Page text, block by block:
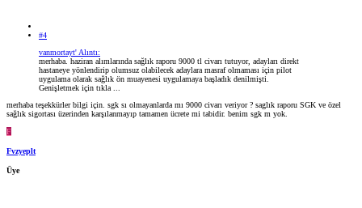
#4
vanmortayt' Alıntı:
merhaba. haziran alımlarında sağlık raporu 9000 tl civarı tutuyor, adayları direkt
hastaneye yönlendirip olumsuz olabilecek adaylara masraf olmaması için pilot
uygulama olarak sağlık ön muayenesi uygulamaya başladık denilmişti.
Genişletmek için tıkla ...
merhaba teşekkürler bilgi için. sgk sı olmayanlarda mı 9000 civarı veriyor ? saglık raporu SGK ve özel
sağlık sigortası üzerinden karşılanmayıp tamamen ücrete mi tabidir. benim sgk m yok.
F
Fvzyeplt
Üye